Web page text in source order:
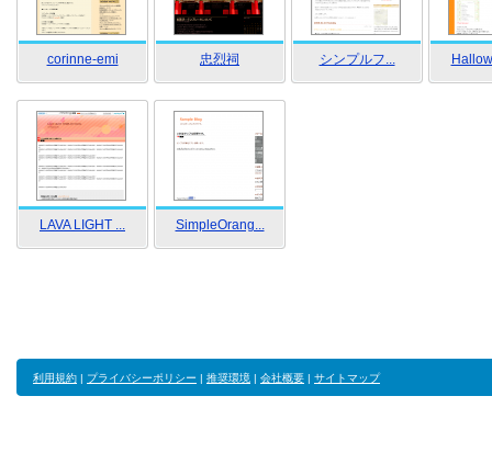
corinne-emi 忠烈祠 シンプルフ...
LAVA LIGHT ... SimpleOrang...
利用規約 | プライバシーポリシー | 推奨環境 | 会社概要 | サイトマップ